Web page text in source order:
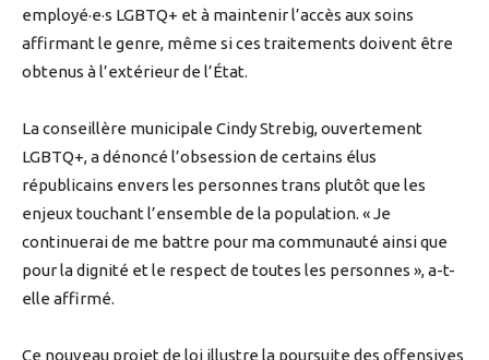
employé·e·s LGBTQ+ et à maintenir l’accès aux soins
affirmant le genre, même si ces traitements doivent être
obtenus à l’extérieur de l’État.
La conseillère municipale Cindy Strebig, ouvertement
LGBTQ+, a dénoncé l’obsession de certains élus
républicains envers les personnes trans plutôt que les
enjeux touchant l’ensemble de la population. « Je
continuerai de me battre pour ma communauté ainsi que
pour la dignité et le respect de toutes les personnes », a-t-
elle affirmé.
Ce nouveau projet de loi illustre la poursuite des offensives